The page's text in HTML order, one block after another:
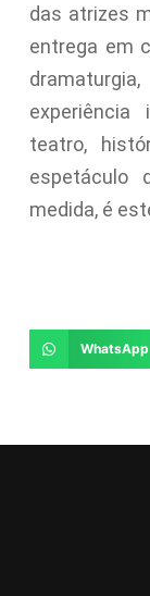
das atrizes
entrega em
teatro,
espetáculo
medida, é
WhatsApp